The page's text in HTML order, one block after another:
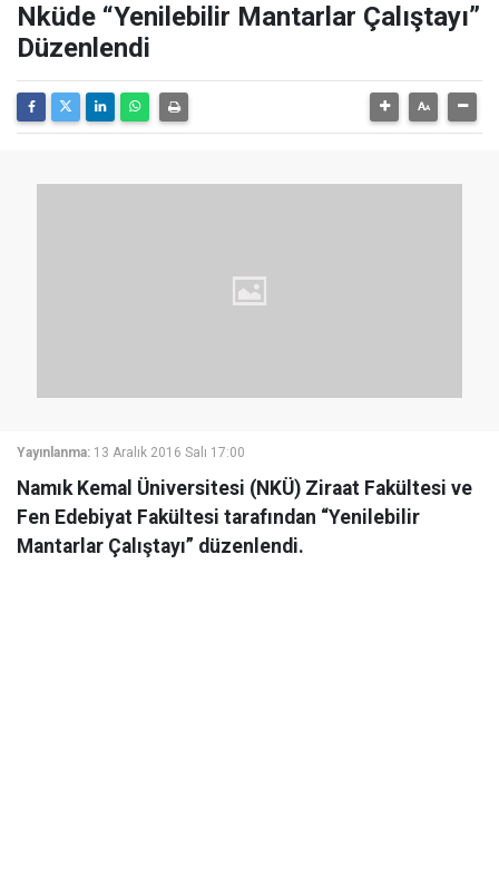
Nküde “Yenilebilir Mantarlar Çalıştayı”
Düzenlendi
Yayınlanma: 13 Aralık 2016 Salı 17:00
Namık Kemal Üniversitesi (NKÜ) Ziraat Fakültesi ve
Fen Edebiyat Fakültesi tarafından “Yenilebilir
Mantarlar Çalıştayı” düzenlendi.